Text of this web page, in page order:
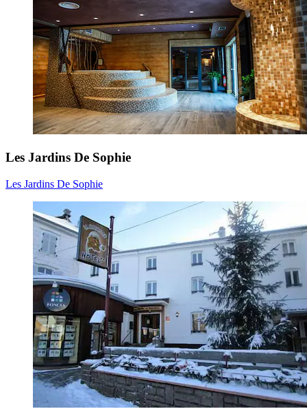
Les Jardins De Sophie
Les Jardins De Sophie